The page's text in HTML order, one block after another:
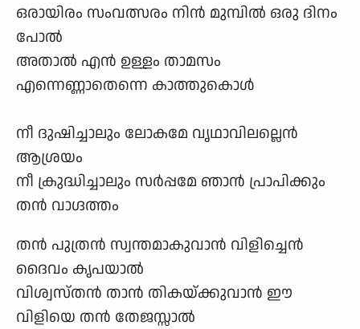
ഒരായിരം സംവത്സരം നിൻ മുമ്പിൽ ഒരു ദിനം
പോൽ
അതാൽ എൻ ഉള്ളം താമസം
എന്നെണ്ണാതെന്നെ കാത്തുകൊൾ
നീ ദുഷിച്ചാലും ലോകമേ വൃഥാവിലല്ലെൻ
ആശ്രയം
നീ ക്രുദ്ധിച്ചാലും സർപ്പമേ ഞാൻ പ്രാപിക്കും
തൻ വാഗ്ദത്തം
തൻ പുത്രൻ സ്വന്തമാകുവാൻ വിളിച്ചെൻ
ദൈവം കൃപയാൽ
വിശ്വസ്തൻ താൻ തികയ്ക്കുവാൻ ഈ
വിളിയെ തൻ തേജസ്സാൽ